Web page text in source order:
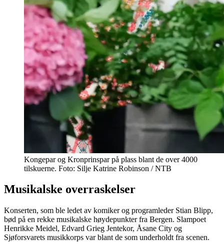
Kongepar og Kronprinspar på plass blant de over 4000
tilskuerne. Foto: Silje Katrine Robinson / NTB
Musikalske overraskelser
Konserten, som ble ledet av komiker og programleder Stian Blipp,
bød på en rekke musikalske høydepunkter fra Bergen. Slampoet
Henrikke Meidel, Edvard Grieg Jentekor, Åsane City og
Sjøforsvarets musikkorps var blant de som underholdt fra scenen.